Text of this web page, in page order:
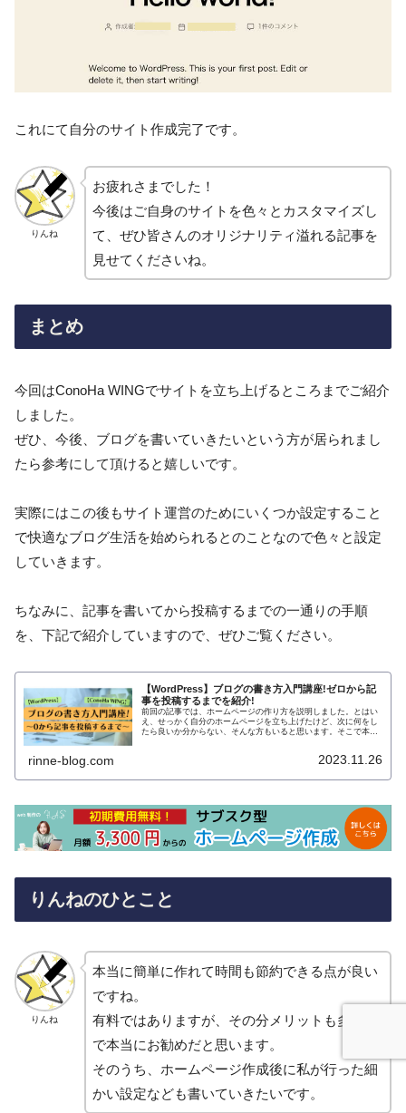
これにて自分のサイト作成完了です。
りんね
お疲れさまでした！
今後はご自身のサイトを色々とカスタマイズし
て、ぜひ皆さんのオリジナリティ溢れる記事を
見せてくださいね。
まとめ
今回はConoHa WINGでサイトを立ち上げるところまでご紹介
しました。
ぜひ、今後、ブログを書いていきたいという方が居られまし
たら参考にして頂けると嬉しいです。
実際にはこの後もサイト運営のためにいくつか設定すること
で快適なブログ生活を始められるとのことなので色々と設定
していきます。
ちなみに、記事を書いてから投稿するまでの一通りの手順
を、下記で紹介していますので、ぜひご覧ください。
【WordPress】ブログの書き方入門講座!ゼロから記
事を投稿するまでを紹介!
前回の記事では、ホームページの作り方を説明しました。とはい
え、せっかく自分のホームページを立ち上げたけど、次に何をし
たら良いか分からない、そんな方もいると思います。そこで本ペ
rinne-blog.com 2023.11.26
りんねのひとこと
りんね
本当に簡単に作れて時間も節約できる点が良い
ですね。
有料ではありますが、その分メリットも多いの
で本当にお勧めだと思います。
そのうち、ホームページ作成後に私が行った細
かい設定なども書いていきたいです。